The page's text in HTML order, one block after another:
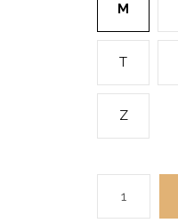
M
T
Z